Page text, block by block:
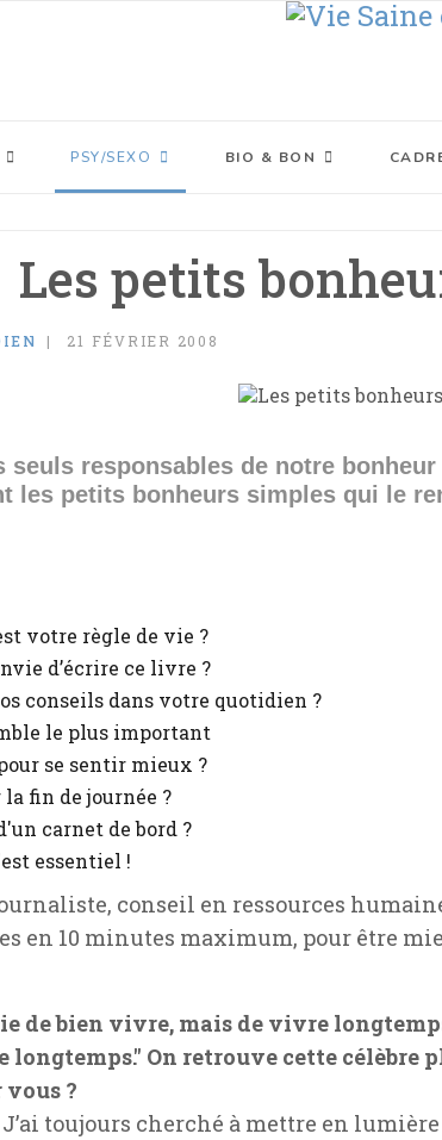
PSY/SEXO BIO & BON
Les petits
21 FÉVRIER 2008
seuls responsables de notre
les petits bonheurs simples qui le
votre règle de vie ?
d’écrire ce livre ?
conseils dans votre quotidien ?
le plus important
se sentir mieux ?
fin de journée ?
carnet de bord ?
essentiel !
conseil en ressources
en 10 minutes maximum, pour être
de bien vivre, mais de vivre
On retrouve cette célèbre
?
J’ai toujours cherché à mettre en